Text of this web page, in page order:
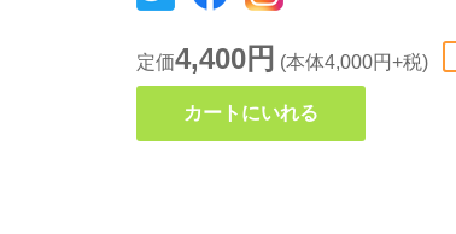
定価4,400円 (本体4,000円+税)
カートにいれる